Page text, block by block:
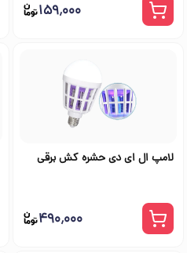
۱۵۹٬۰۰۰
لامپ ال ای دی حشره کش برقی
۴۹۰٬۰۰۰